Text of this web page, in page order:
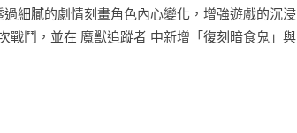
細膩的劇情刻畫角色內心變化，增強遊戲的沉浸
戰鬥，並在 魔獸追蹤者 中新增「復刻暗食鬼」與